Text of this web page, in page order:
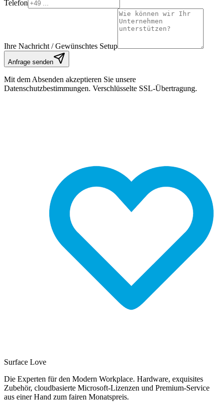
Telefon
Ihre Nachricht / Gewünschtes Setup
Anfrage senden
Mit dem Absenden akzeptieren Sie unsere
Datenschutzbestimmungen. Verschlüsselte SSL-Übertragung.
Surface Love
Die Experten für den Modern Workplace. Hardware, exquisites
Zubehör, cloudbasierte Microsoft-Lizenzen und Premium-Service
aus einer Hand zum fairen Monatspreis.